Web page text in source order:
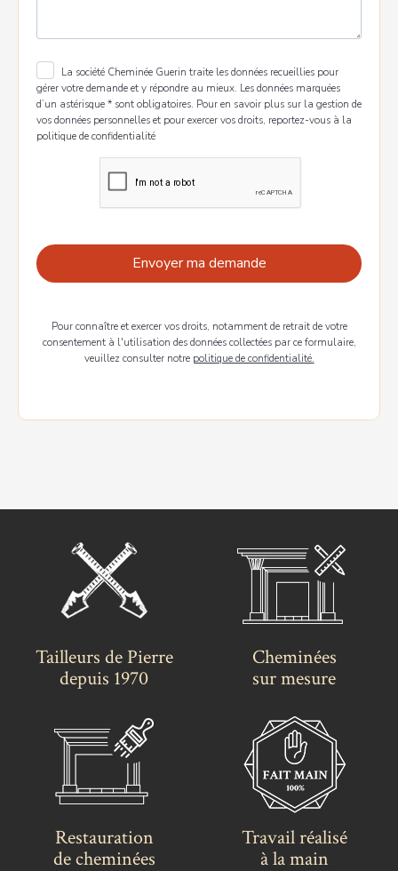
La société Cheminée Guerin traite les données recueillies pour
gérer votre demande et y répondre au mieux. Les données marquées
d’un astérisque * sont obligatoires. Pour en savoir plus sur la gestion de
vos données personnelles et pour exercer vos droits, reportez-vous à la
politique de confidentialité
Pour connaître et exercer vos droits, notamment de retrait de votre
consentement à l'utilisation des données collectées par ce formulaire,
veuillez consulter notre politique de confidentialité.
Tailleurs de Pierre
depuis 1970
Cheminées
sur mesure
Restauration
de cheminées
Travail réalisé
à la main